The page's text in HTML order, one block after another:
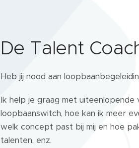
De Talent
Heb jij nood aan
Ik help je graag met uiteenlopende
loopbaanswitch, hoe kan ik meer
welk concept past bij mij en hoe
talenten, enz.